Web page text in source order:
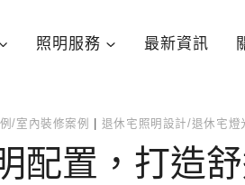
照明服務 最新資訊
/室內裝修案例 退休宅照明設計/退休宅燈
配置，打造